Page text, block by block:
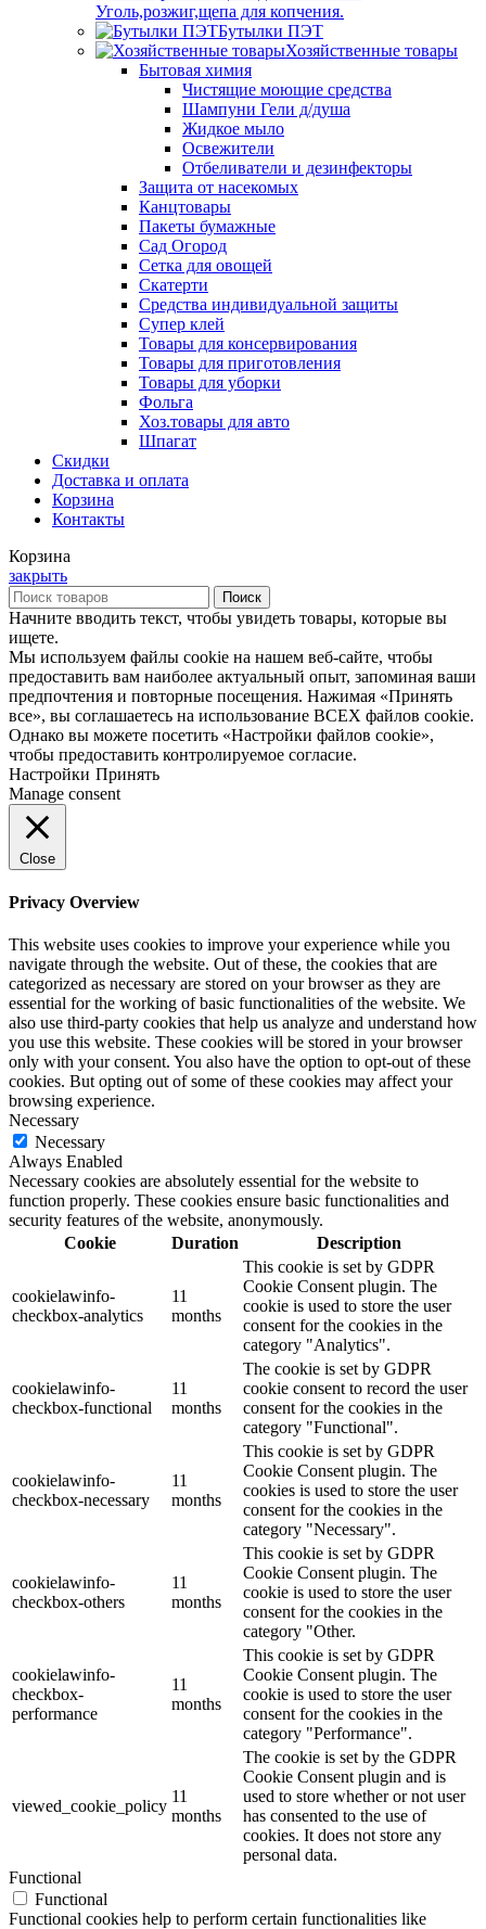
Уголь,розжиг,щепа для копчения.
Бутылки ПЭТ
Хозяйственные товары
Бытовая химия
Чистящие моющие средства
Шампуни Гели д/душа
Жидкое мыло
Освежители
Отбеливатели и дезинфекторы
Защита от насекомых
Канцтовары
Пакеты бумажные
Сад Огород
Сетка для овощей
Скатерти
Средства индивидуальной защиты
Супер клей
Товары для консервирования
Товары для приготовления
Товары для уборки
Фольга
Хоз.товары для авто
Шпагат
Скидки
Доставка и оплата
Корзина
Контакты
Корзина
закрыть
Поиск
Начните вводить текст, чтобы увидеть товары, которые вы
ищете.
Мы используем файлы cookie на нашем веб-сайте, чтобы
предоставить вам наиболее актуальный опыт, запоминая ваши
предпочтения и повторные посещения. Нажимая «Принять
все», вы соглашаетесь на использование ВСЕХ файлов cookie.
Однако вы можете посетить «Настройки файлов cookie»,
чтобы предоставить контролируемое согласие.
Настройки Принять
Manage consent
Close
Privacy Overview
This website uses cookies to improve your experience while you
navigate through the website. Out of these, the cookies that are
categorized as necessary are stored on your browser as they are
essential for the working of basic functionalities of the website. We
also use third-party cookies that help us analyze and understand how
you use this website. These cookies will be stored in your browser
only with your consent. You also have the option to opt-out of these
cookies. But opting out of some of these cookies may affect your
browsing experience.
Necessary
Necessary
Always Enabled
Necessary cookies are absolutely essential for the website to
function properly. These cookies ensure basic functionalities and
security features of the website, anonymously.
Cookie
Duration Description
cookielawinfo-
checkbox-analytics
11
months
This cookie is set by GDPR
Cookie Consent plugin. The
cookie is used to store the user
consent for the cookies in the
category "Analytics".
cookielawinfo-
checkbox-functional
11
months
The cookie is set by GDPR
cookie consent to record the user
consent for the cookies in the
category "Functional".
cookielawinfo-
checkbox-necessary
11
months
This cookie is set by GDPR
Cookie Consent plugin. The
cookies is used to store the user
consent for the cookies in the
category "Necessary".
cookielawinfo-
checkbox-others
11
months
This cookie is set by GDPR
Cookie Consent plugin. The
cookie is used to store the user
consent for the cookies in the
category "Other.
cookielawinfo-
checkbox-
performance
11
months
This cookie is set by GDPR
Cookie Consent plugin. The
cookie is used to store the user
consent for the cookies in the
category "Performance".
viewed_cookie_policy
11
months
The cookie is set by the GDPR
Cookie Consent plugin and is
used to store whether or not user
has consented to the use of
cookies. It does not store any
personal data.
Functional
Functional
Functional cookies help to perform certain functionalities like